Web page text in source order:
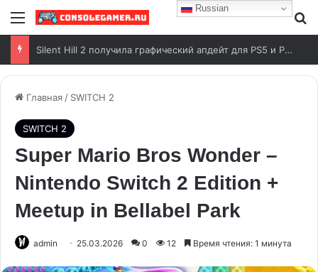
Анонсирован показ Grand Theft Auto VI от Rockstar Games
Главная / SWITCH 2
SWITCH 2
Super Mario Bros Wonder –
Nintendo Switch 2 Edition +
Meetup in Bellabel Park
admin 25.03.2026 0 12 Время чтения: 1 минута
Russian